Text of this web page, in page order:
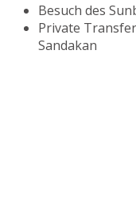
Besuch des
Private
Sandakan